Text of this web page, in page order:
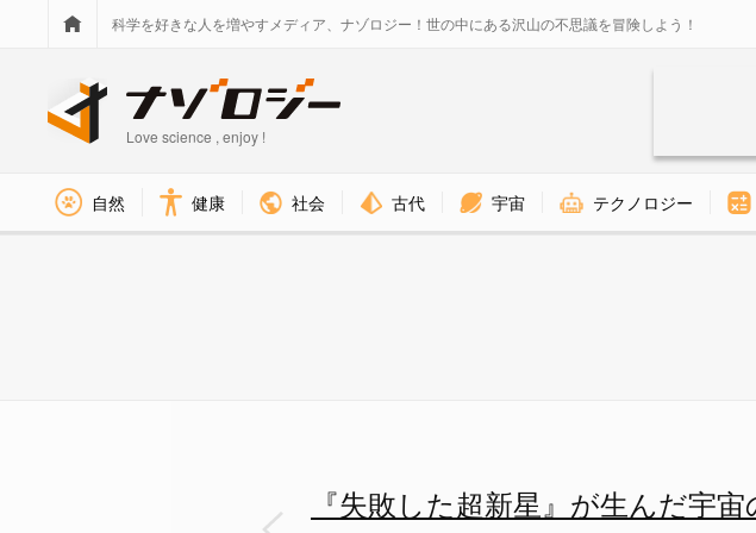
科学を好きな人を増やすメディア、ナゾロジー！世の中にある沢山の不思議を冒険しよう！
Love science , enjoy !
自然 健康 社会 古代 宇宙 テクノロジー
『失敗した超新星』が生んだ宇